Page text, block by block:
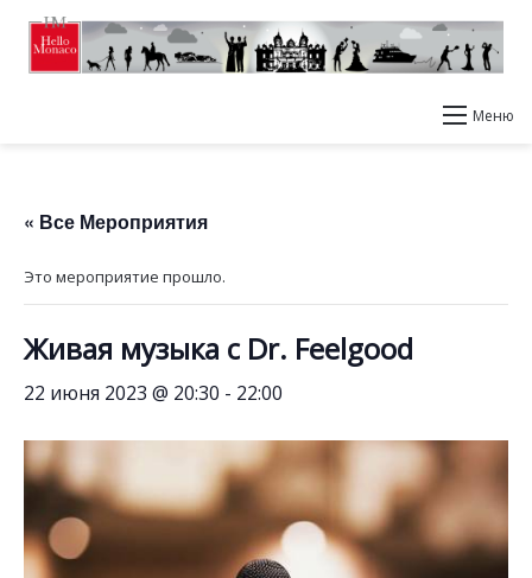
Меню
« Все Мероприятия
Это мероприятие прошло.
Живая музыка с Dr. Feelgood
22 июня 2023 @ 20:30 - 22:00